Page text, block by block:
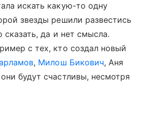
искать какую-то одну
звезды решили развестись
сказать, да и нет смысла.
с тех, кто создал новый
, Милош Бикович, Аня
будут счастливы, несмотря